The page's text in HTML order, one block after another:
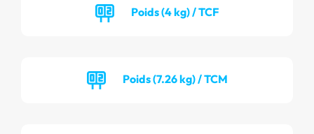
Poids (4 kg) / TCF
Poids (7.26 kg) / TCM